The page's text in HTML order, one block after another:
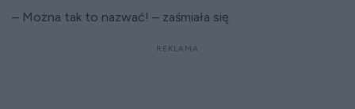
– Można tak to nazwać! – zaśmiała się.